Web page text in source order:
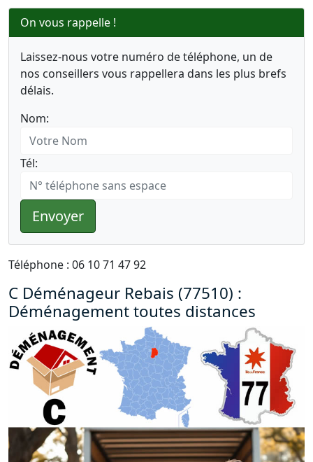
On vous rappelle !
Laissez-nous votre numéro de téléphone, un de
nos conseillers vous rappellera dans les plus brefs
délais.
Nom:
Tél:
Envoyer
Téléphone : 06 10 71 47 92
C Déménageur Rebais (77510) :
Déménagement toutes distances